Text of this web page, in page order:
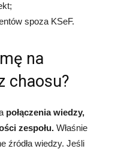
spoza KSeF.
na
chaosu?
połączenia wiedzy,
zespołu. Właśnie
źródła wiedzy. Jeśli